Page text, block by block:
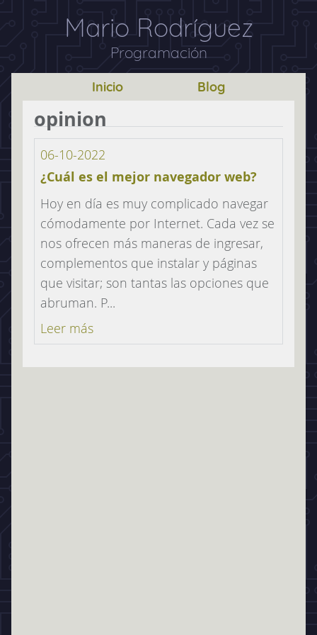
Mario Rodríguez
Programación
Inicio Blog
opinion
06-10-2022
¿Cuál es el mejor navegador web?
Hoy en día es muy complicado navegar
cómodamente por Internet. Cada vez se
nos ofrecen más maneras de ingresar,
complementos que instalar y páginas
que visitar; son tantas las opciones que
abruman. P...
Leer más